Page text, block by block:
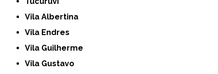
Vila Albertina
Vila Endres
Vila Guilherme
Vila Gustavo